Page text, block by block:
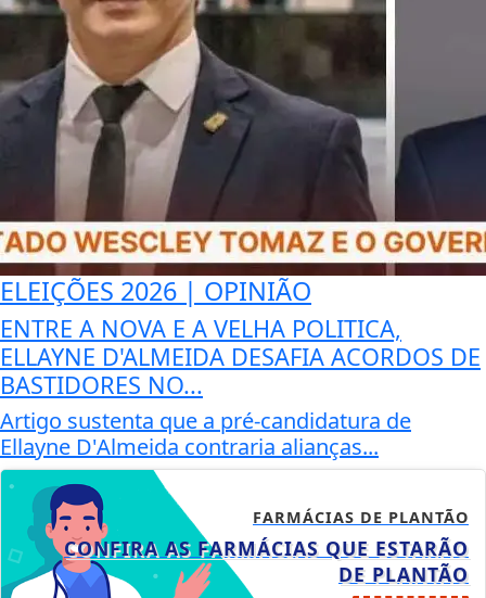
ELEIÇÕES 2026 | OPINIÃO
ENTRE A NOVA E A VELHA POLITICA,
ELLAYNE D'ALMEIDA DESAFIA ACORDOS DE
BASTIDORES NO...
Artigo sustenta que a pré-candidatura de
Ellayne D'Almeida contraria alianças...
FARMÁCIAS DE PLANTÃO
CONFIRA AS FARMÁCIAS QUE ESTARÃO
DE PLANTÃO